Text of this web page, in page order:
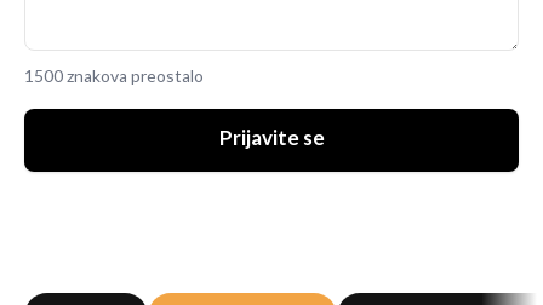
1500 znakova preostalo
Prijavite se